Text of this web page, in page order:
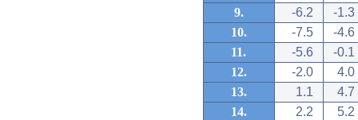
9.
-6.2
-1.3
10.
-7.5
-4.6
11.
-5.6
-0.1
12.
-2.0
4.0
13.
1.1
4.7
14.
2.2
5.2